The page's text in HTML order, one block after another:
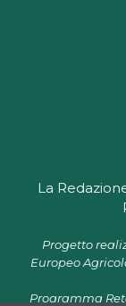
La
Progetto
Europeo
Programma